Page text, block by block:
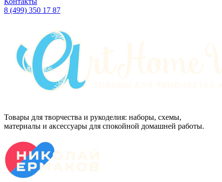
8 (499) 350 17 87
Товары для творчества и рукоделия: наборы, схемы,
материалы и аксессуары для спокойной домашней работы.